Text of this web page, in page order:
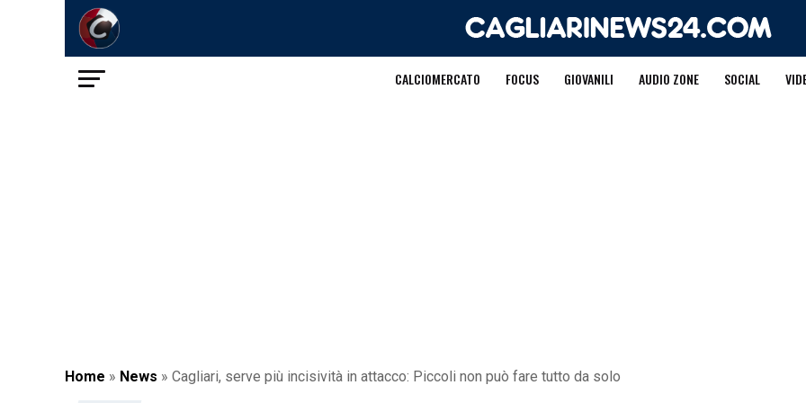
CALCIOMERCATO FOCUS GIOVANILI AUDIO ZONE SOCIAL
Home » News » Cagliari, serve più incisività in attacco: Piccoli non può fare tutto da solo